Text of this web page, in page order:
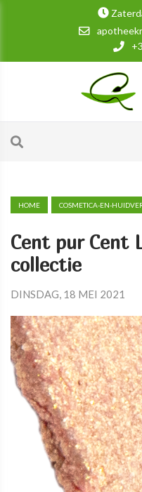
HOME COSMETICA-EN-
Cent pur Cent
collectie
DINSDAG, 18 MEI 2021